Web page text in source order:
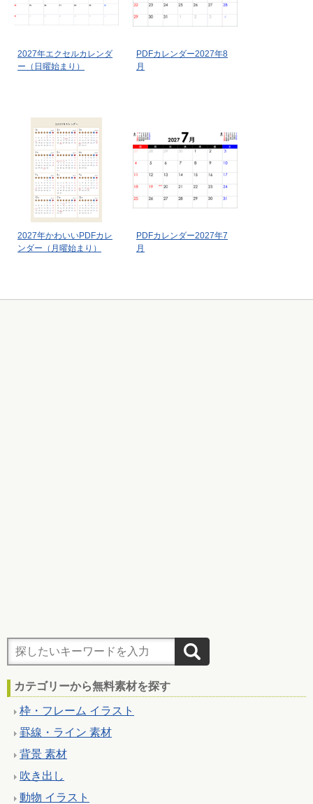
2027年エクセルカレンダ
ー（日曜始まり）
PDFカレンダー2027年8
月
2027年かわいいPDFカレ
ンダー（月曜始まり）
PDFカレンダー2027年7
月
カテゴリーから無料素材を探す
枠・フレーム イラスト
罫線・ライン 素材
背景 素材
吹き出し
動物 イラスト